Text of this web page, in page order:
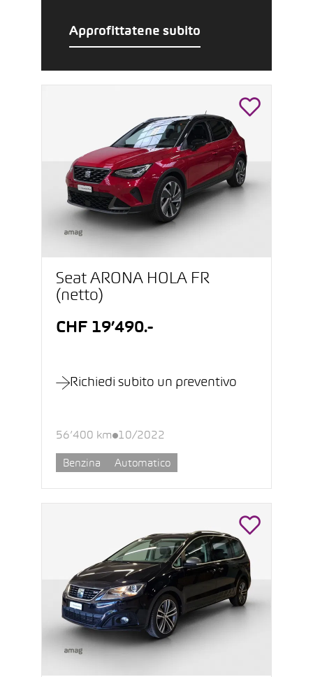
Approfittatene subito
Seat ARONA HOLA FR
(netto)
CHF 19’490.-
Richiedi subito un preventivo
56’400 km 10/2022
Benzina Automatico